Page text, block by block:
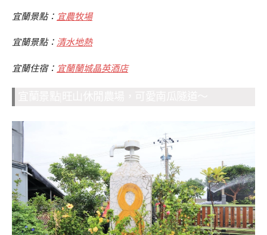
宜蘭景點： 宜農牧場
宜蘭景點： 清水地熱
宜蘭住宿： 宜蘭蘭城晶英酒店